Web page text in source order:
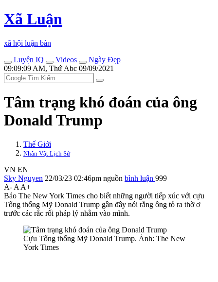
Xã Luận
xã hội luận bàn
Luyện IQ
Videos
Ngày Đẹp
09:09:09 AM, Thứ Abc 09/09/2021
Tâm trạng khó đoán của ông
Donald Trump
Thế Giới
Nhân Vật Lịch Sử
VN EN
Sky Nguyen 22/03/23 02:46pm nguồn bình luận 999
A- A A+
Báo The New York Times cho biết những người tiếp xúc với cựu
Tổng thống Mỹ Donald Trump gần đây nói rằng ông tỏ ra thờ ơ
trước các rắc rối pháp lý nhằm vào mình.
Cựu Tổng thống Mỹ Donald Trump. Ảnh: The New
York Times